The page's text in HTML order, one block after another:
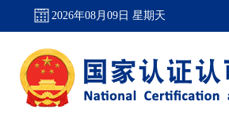
2026年08月09日 星期天